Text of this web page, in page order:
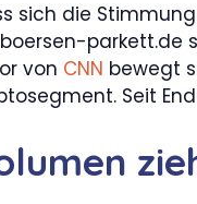
sich die
parkett.de
von CNN bewegt
Seit